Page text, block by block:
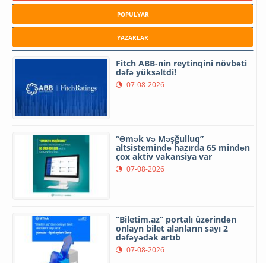
POPULYAR
YAZARLAR
Fitch ABB-nin reytinqini növbəti
dəfə yüksəltdi!
07-08-2026
“Əmək və Məşğulluq”
altsistemində hazırda 65 mindən
çox aktiv vakansiya var
07-08-2026
“Biletim.az” portalı üzərindən
onlayn bilet alanların sayı 2
dəfəyədək artıb
07-08-2026